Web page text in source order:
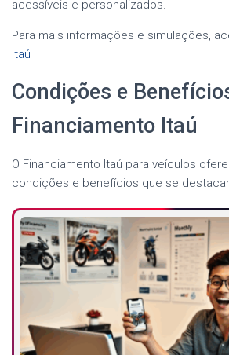
acessíveis e personalizados.
Para mais informações e simulações,
Itaú
Condições e
Financiamento Itaú
O Financiamento Itaú para veículos
condições e benefícios que se